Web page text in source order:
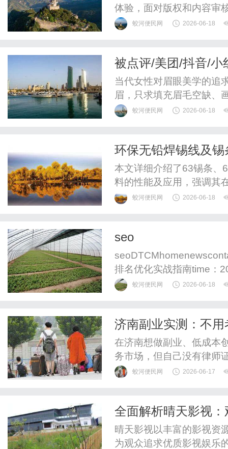
体验，面对版权和内容审
展。蛟河便民网 2026-06-18
被点评/美团/抖音/小
匠为什么可以大家的
当代女性对眉眼美学的追
眉，只求填充眉毛空缺、
形；而如今，越来越多人
体，都将半永久纹眉纳入
蛟河便民网 2026-06-18
环保无铅焊锡线及
本文详细介绍了63锡条、
料的性能及应用，强调其
蛟河便民网 2026-06-18
seo
排名优化实战指南time：
算法决定回答排序，赞同
蛟河便民网 2026-06-18
济南副业实测：不
台两份收入同步赚
在济南想做副业、低成本
务市场，但自己没有律师
程、不会操作模型，只能
平台，才找到能把法律服
蛟河便民网 2026-06-17
全面解析晴天影视
晴天影视以丰富的影视资
为观众追求优质影视娱乐